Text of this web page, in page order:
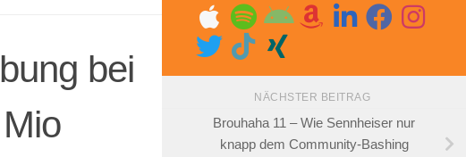
bei
NÄCHSTER BEITRAG
Brouhaha 11 – Wie Sennheiser nur
knapp dem Community-Bashing